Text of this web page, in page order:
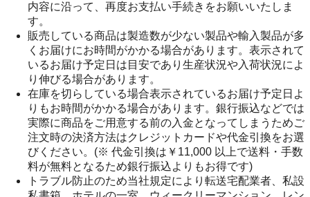
内容に沿って、再度お支払い手続きをお願いいたしま
す。
販売している商品は製造数が少ない製品や輸入製品が多
くお届けにお時間がかかる場合があります。表示されて
いるお届け予定日は目安であり生産状況や入荷状況によ
り伸びる場合があります。
在庫を切らしている場合表示されているお届け予定日よ
りもお時間がかかる場合があります。銀行振込などでは
実際に商品をご用意する前の入金となってしまうためご
注文時の決済方法はクレジットカードや代金引換をお選
びください。(※ 代金引換は￥11,000 以上で送料・手数
料が無料となるため銀行振込よりもお得です)
トラブル防止のため当社規定により転送宅配業者、私設